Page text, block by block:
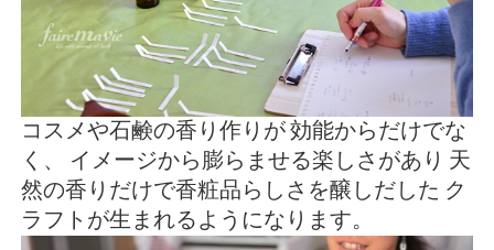
コスメや石鹸の香り作りが効能からだけでな
く、
イメージから膨らませる楽しさがあり 天
然の香りだけで香粧品らしさを醸しだした ク
ラフトが生まれるようになります。